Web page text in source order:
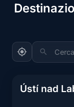
Cerca la
Ústí nad